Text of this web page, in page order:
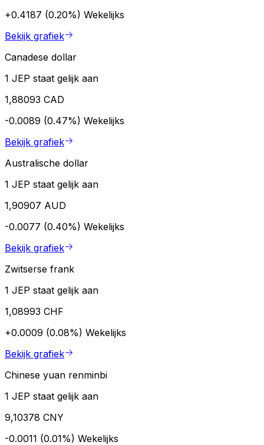
+0.4187 (0.20%) Wekelijks
Bekijk grafiek
Canadese dollar
1 JEP staat gelijk aan
1,88093 CAD
-0.0089 (0.47%) Wekelijks
Bekijk grafiek
Australische dollar
1 JEP staat gelijk aan
1,90907 AUD
-0.0077 (0.40%) Wekelijks
Bekijk grafiek
Zwitserse frank
1 JEP staat gelijk aan
1,08993 CHF
+0.0009 (0.08%) Wekelijks
Bekijk grafiek
Chinese yuan renminbi
1 JEP staat gelijk aan
9,10378 CNY
-0.0011 (0.01%) Wekelijks